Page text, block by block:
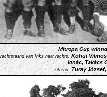
Mitropa Cup
rechtstaand van links naar rechts: Kohut
Ignác, Takács
zittend: Turay József,